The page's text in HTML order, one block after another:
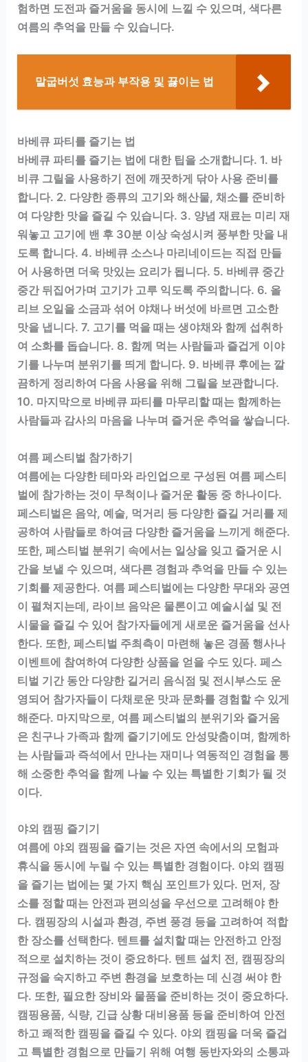
험하면 도전과 즐거움을 동시에 느낄 수 있으며, 색다른
여름의 추억을 만들 수 있습니다.
말굽버섯 효능과 부작용 및 끓이는 법
바베큐 파티를 즐기는 법
바베큐 파티를 즐기는 법에 대한 팁을 소개합니다. 1. 바
비큐 그릴을 사용하기 전에 깨끗하게 닦아 사용 준비를
합니다. 2. 다양한 종류의 고기와 해산물, 채소를 준비하
여 다양한 맛을 즐길 수 있습니다. 3. 양념 재료는 미리 재
워놓고 고기에 밴 후 30분 이상 숙성시켜 풍부한 맛을 내
도록 합니다. 4. 바베큐 소스나 마리네이드는 직접 만들
어 사용하면 더욱 맛있는 요리가 됩니다. 5. 바베큐 중간
중간 뒤집어가며 고기가 고루 익도록 주의합니다. 6. 올
리브 오일을 소금과 섞어 야채나 버섯에 바르면 고소한
맛을 냅니다. 7. 고기를 먹을 때는 생야채와 함께 섭취하
여 소화를 돕습니다. 8. 함께 먹는 사람들과 즐겁게 이야
기를 나누며 분위기를 띄게 합니다. 9. 바베큐 후에는 깔
끔하게 정리하여 다음 사용을 위해 그릴을 보관합니다.
10. 마지막으로 바베큐 파티를 마무리할 때는 함께하는
사람들과 감사의 마음을 나누며 즐거운 추억을 쌓습니다.
여름 페스티벌 참가하기
여름에는 다양한 테마와 라인업으로 구성된 여름 페스티
벌에 참가하는 것이 무척이나 즐거운 활동 중 하나이다.
페스티벌은 음악, 예술, 먹거리 등 다양한 즐길 거리를 제
공하여 사람들로 하여금 다양한 즐거움을 느끼게 해준다.
또한, 페스티벌 분위기 속에서는 일상을 잊고 즐거운 시
간을 보낼 수 있으며, 색다른 경험과 추억을 만들 수 있는
기회를 제공한다. 여름 페스티벌에는 다양한 무대와 공연
이 펼쳐지는데, 라이브 음악은 물론이고 예술시설 및 전
시물을 즐길 수 있어 참가자들에게 새로운 즐거움을 선사
한다. 또한, 페스티벌 주최측이 마련해 놓은 경품 행사나
이벤트에 참여하여 다양한 상품을 얻을 수도 있다. 페스
티벌 기간 동안 다양한 길거리 음식점 및 전시부스도 운
영되어 참가자들이 다채로운 맛과 문화를 경험할 수 있게
해준다. 마지막으로, 여름 페스티벌의 분위기와 즐거움
은 친구나 가족과 함께 즐기기에도 안성맞춤이며, 함께하
는 사람들과 즉석에서 만나는 재미나 역동적인 경험을 통
해 소중한 추억을 함께 나눌 수 있는 특별한 기회가 될 것
이다.
야외 캠핑 즐기기
여름에 야외 캠핑을 즐기는 것은 자연 속에서의 모험과
휴식을 동시에 누릴 수 있는 특별한 경험이다. 야외 캠핑
을 즐기는 법에는 몇 가지 핵심 포인트가 있다. 먼저, 장
소를 정할 때는 안전과 편의성을 우선으로 고려해야 한
다. 캠핑장의 시설과 환경, 주변 풍경 등을 고려하여 적합
한 장소를 선택한다. 텐트를 설치할 때는 안전하고 안정
적으로 설치하는 것이 중요하다. 텐트 설치 전, 캠핑장의
규정을 숙지하고 주변 환경을 보호하는 데 신경 써야 한
다. 또한, 필요한 장비와 물품을 준비하는 것이 중요하다.
캠핑용품, 식량, 긴급 상황 대비용품 등을 준비하여 안전
하고 쾌적한 캠핑을 즐길 수 있다. 야외 캠핑을 더욱 즐겁
고 특별한 경험으로 만들기 위해 여행 동반자와의 소통과